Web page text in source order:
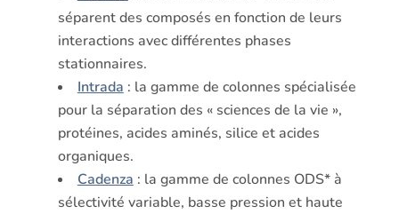
séparent des composés en fonction de leurs
interactions avec différentes phases
stationnaires.
Intrada : la gamme de colonnes spécialisée
pour la séparation des « sciences de la vie »,
protéines, acides aminés, silice et acides
organiques.
Cadenza : la gamme de colonnes ODS* à
sélectivité variable, basse pression et haute